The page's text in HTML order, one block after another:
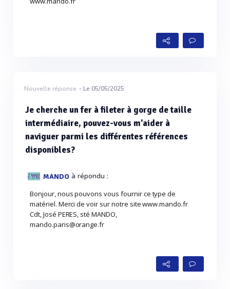
Nouvelle réponse - Le 05/05/2025
Je cherche un fer à fileter à gorge de taille
intermédiaire, pouvez-vous m'aider à
naviguer parmi les différentes références
disponibles?
MANDO à répondu :
Bonjour, nous pouvons vous fournir ce type de
matériel. Merci de voir sur notre site www.mando.fr
Cdt, José PERES, sté MANDO,
mando.paris@orange.fr